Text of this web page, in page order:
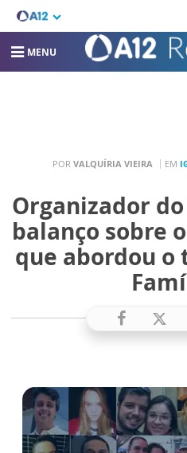
MENU
POR VALQUÍRIA VIEIRA EM
Organizador do
balanço sobre
que abordou o